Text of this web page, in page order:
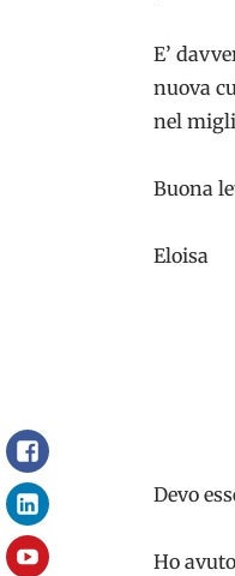
E’
nuova
nel
Buona
Eloisa
Devo
Ho
Facebook
LinkedIn
YouTube